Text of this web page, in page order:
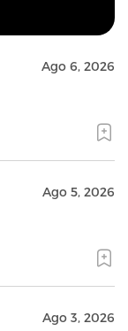
Ago 6, 2026
Ago 5, 2026
Ago 3, 2026